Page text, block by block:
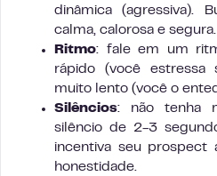
dinâmica (agressiva).
calma, calorosa e segura.
Ritmo: fale em um
rápido (você estressa
muito lento (você o
Silêncios: não tenha
silêncio de 2-3
incentiva seu prospect
honestidade.